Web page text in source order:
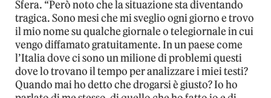
Sfera. “Però noto che la situazione sta diventando
tragica. Sono mesi che mi sveglio ogni giorno e trovo
il mio nome su qualche giornale o telegiornale in cui
vengo diffamato gratuitamente. In un paese come
l’Italia dove ci sono un milione di problemi questi
dove lo trovano il tempo per analizzare i miei testi?
Quando mai ho detto che drogarsi è giusto? Io ho